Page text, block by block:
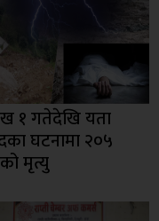
१ गतेदेखि यता
घटनामा २०५
मृत्यु